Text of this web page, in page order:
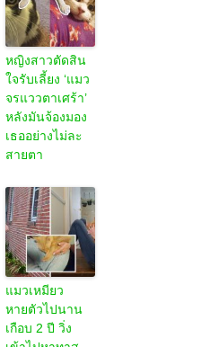
หญิงสาวตัดสิน
ใจรับเลี้ยง ‘แมว
จรแววตาเศร้า’
หลังมันจ้องมอง
เธออย่างไม่ละ
สายตา
แมวเหมียว
หายตัวไปนาน
เกือบ 2 ปี วิ่ง